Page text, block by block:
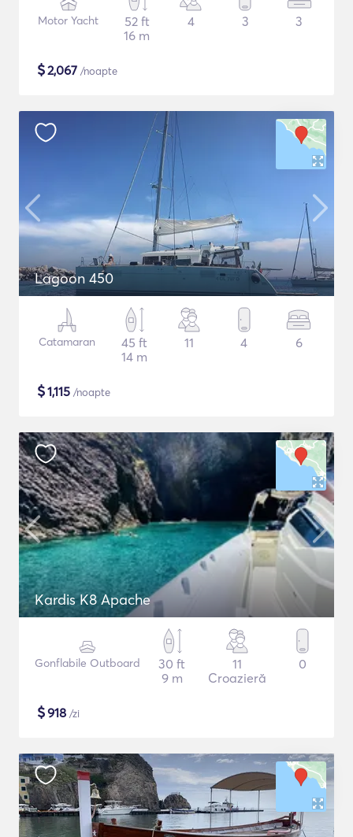
Motor Yacht
52 ft
16 m
4 3 3
$2,067 /noapte
Lagoon 450
Catamaran
45 ft
14 m
11 4 6
$1,115 /noapte
Kardis K8 Apache
Gonflabile Outboard
30 ft
9 m
11
Croazieră
0
$918 /zi